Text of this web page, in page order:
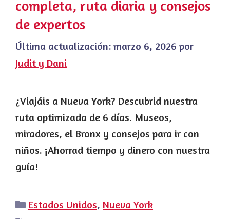
completa, ruta diaria y consejos
de expertos
Última actualización: marzo 6, 2026 por
Judit y Dani
¿Viajáis a Nueva York? Descubrid nuestra
ruta optimizada de 6 días. Museos,
miradores, el Bronx y consejos para ir con
niños. ¡Ahorrad tiempo y dinero con nuestra
guía!
Categorías
Estados Unidos, Nueva York